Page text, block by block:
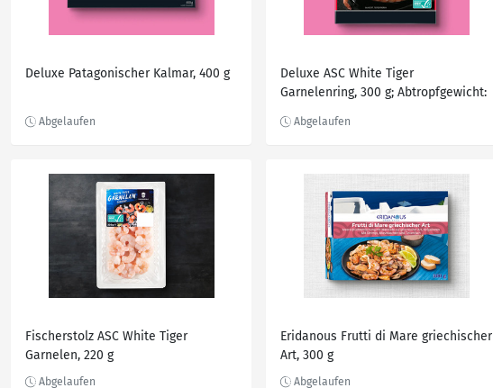
Deluxe Patagonischer Kalmar, 400 g
Deluxe ASC White Tiger
Garnelenring, 300 g; Abtropfgewicht:
Fischerstolz ASC White Tiger
Garnelen, 220 g
Eridanous Frutti di Mare griechischer
Art, 300 g